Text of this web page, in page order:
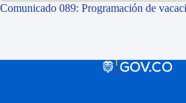
Comunicado 089: Programación de